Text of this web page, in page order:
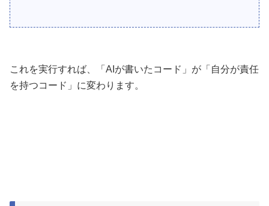
これを実行すれば、「AIが書いたコード」が「自分が責任
を持つコード」に変わります。